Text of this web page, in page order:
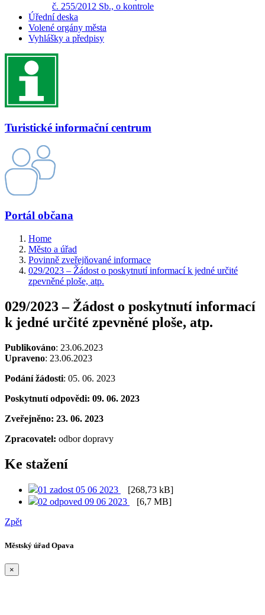
č. 255/2012 Sb., o kontrole
Úřední deska
Volené orgány města
Vyhlášky a předpisy
Turistické informační centrum
Portál občana
Home
Město a úřad
Povinně zveřejňované informace
029/2023 – Žádost o poskytnutí informací k jedné určité
zpevněné ploše, atp.
029/2023 – Žádost o poskytnutí informací
k jedné určité zpevněné ploše, atp.
Publikováno: 23.06.2023
Upraveno: 23.06.2023
Podání žádosti: 05. 06. 2023
Poskytnutí odpovědi: 09. 06. 2023
Zveřejněno: 23. 06. 2023
Zpracovatel: odbor dopravy
Ke stažení
01 zadost 05 06 2023
[268,73 kB]
02 odpoved 09 06 2023
[6,7 MB]
Zpět
Městský úřad Opava
×